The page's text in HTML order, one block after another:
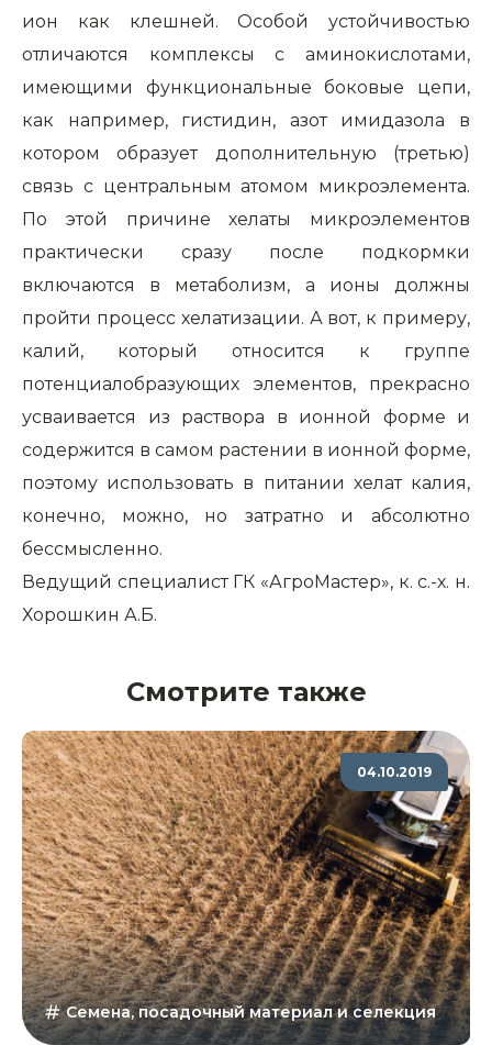
ион как клешней. Особой устойчивостью
отличаются комплексы с аминокислотами,
имеющими функциональные боковые цепи,
как например, гистидин, азот имидазола в
котором образует дополнительную (третью)
связь с центральным атомом микроэлемента.
По этой причине хелаты микроэлементов
практически сразу после подкормки
включаются в метаболизм, а ионы должны
пройти процесс хелатизации. А вот, к примеру,
калий, который относится к группе
потенциалобразующих элементов, прекрасно
усваивается из раствора в ионной форме и
содержится в самом растении в ионной форме,
поэтому использовать в питании хелат калия,
конечно, можно, но затратно и абсолютно
бессмысленно.
Ведущий специалист ГК «АгроМастер», к. с.-х. н.
Хорошкин А.Б.
Смотрите также
04.10.2019
Семена, посадочный материал и селекция